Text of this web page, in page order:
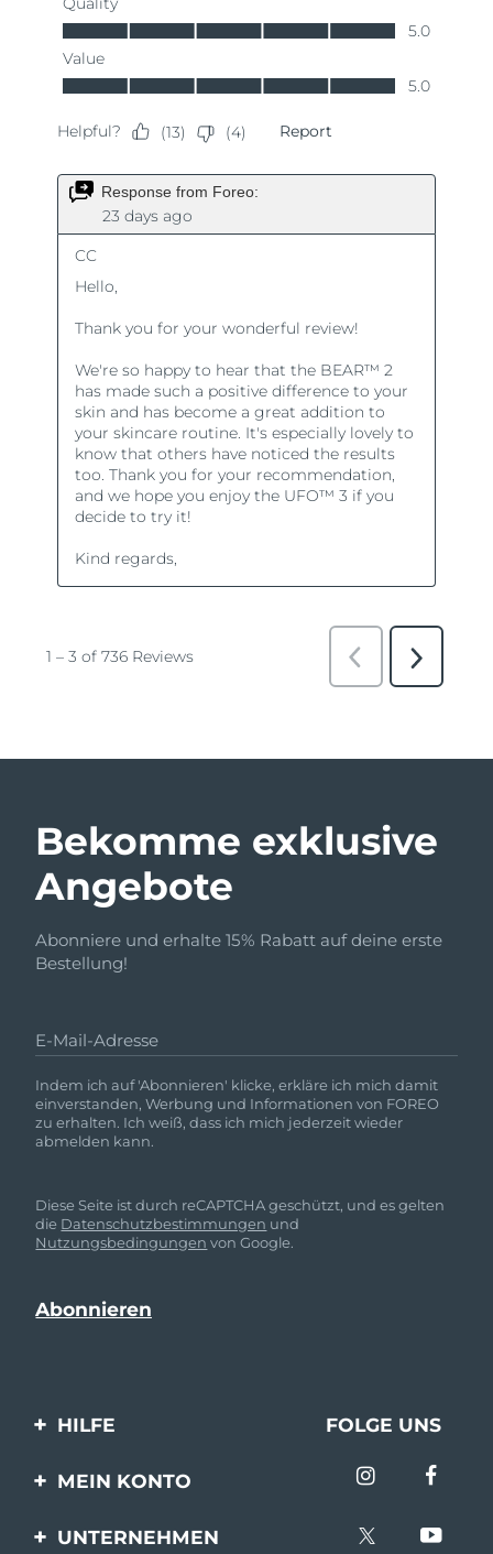
Bekomme exklusive
Angebote
Abonniere und erhalte 15% Rabatt auf deine erste
Bestellung!
E-Mail-Adresse
Indem ich auf 'Abonnieren' klicke, erkläre ich mich damit
einverstanden, Werbung und Informationen von FOREO
zu erhalten. Ich weiß, dass ich mich jederzeit wieder
abmelden kann.
Diese Seite ist durch reCAPTCHA geschützt, und es gelten
die Datenschutzbestimmungen und
Nutzungsbedingungen von Google.
HILFE
Kontaktiere uns
FOLGE UNS
MEIN KONTO
UNTERNEHMEN